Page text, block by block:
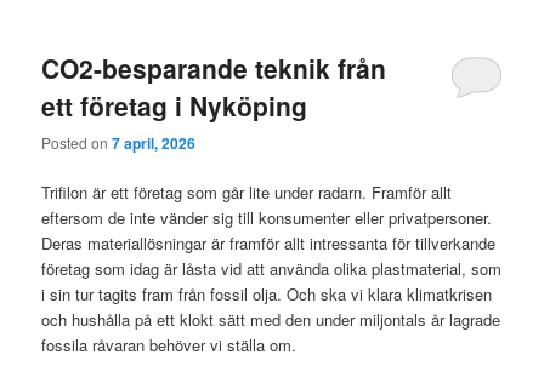
CO2-besparande teknik från
ett företag i Nyköping
Posted on7 april, 2026
Trifilon är ett företag som går lite under radarn. Framför allt
eftersom de inte vänder sig till konsumenter eller privatpersoner.
Deras materiallösningar är framför allt intressanta för tillverkande
företag som idag är låsta vid att använda olika plastmaterial, som
i sin tur tagits fram från fossil olja. Och ska vi klara klimatkrisen
och hushålla på ett klokt sätt med den under miljontals år lagrade
fossila råvaran behöver vi ställa om.